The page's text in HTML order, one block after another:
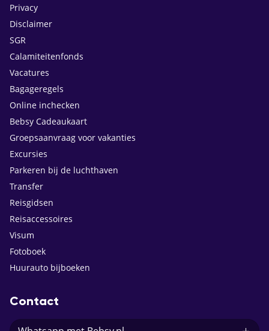
Privacy
Disclaimer
SGR
Calamiteitenfonds
Vacatures
Bagageregels
Online inchecken
Bebsy Cadeaukaart
Groepsaanvraag voor vakanties
Excursies
Parkeren bij de luchthaven
Transfer
Reisgidsen
Reisaccessoires
Visum
Fotoboek
Huurauto bijboeken
Contact